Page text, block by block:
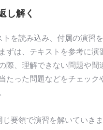
し解く
を読み込み、付属の演習
ずは、テキストを参考に演
際、理解できない問題や間
たった問題などをチェック
要領で演習を解いていき